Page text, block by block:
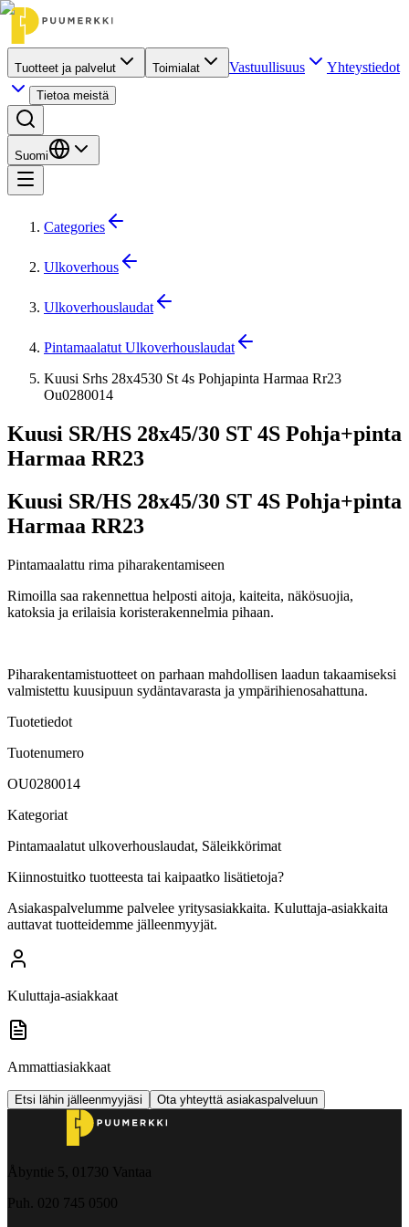
Tuotteet ja palvelut Toimialat Vastuullisuus Yhteystiedot
Tietoa meistä
Suomi
Categories
Ulkoverhous
Ulkoverhouslaudat
Pintamaalatut Ulkoverhouslaudat
Kuusi Srhs 28x4530 St 4s Pohjapinta Harmaa Rr23
Ou0280014
Kuusi SR/HS 28x45/30 ST 4S Pohja+pinta
Harmaa RR23
Kuusi SR/HS 28x45/30 ST 4S Pohja+pinta
Harmaa RR23
Pintamaalattu rima piharakentamiseen
Rimoilla saa rakennettua helposti aitoja, kaiteita, näkösuojia,
katoksia ja erilaisia koristerakennelmia pihaan.
Piharakentamistuotteet on parhaan mahdollisen laadun takaamiseksi
valmistettu kuusipuun sydäntavarasta ja ympärihienosahattuna.
Tuotetiedot
Tuotenumero
OU0280014
Kategoriat
Pintamaalatut ulkoverhouslaudat, Säleikkörimat
Kiinnostuitko tuotteesta tai kaipaatko lisätietoja?
Asiakaspalvelumme palvelee yritysasiakkaita. Kuluttaja-asiakkaita
auttavat tuotteidemme jälleenmyyjät.
Kuluttaja-asiakkaat
Ammattiasiakkaat
Etsi lähin jälleenmyyjäsi Ota yhteyttä asiakaspalveluun
Åbyntie 5, 01730 Vantaa
Puh. 020 745 0500